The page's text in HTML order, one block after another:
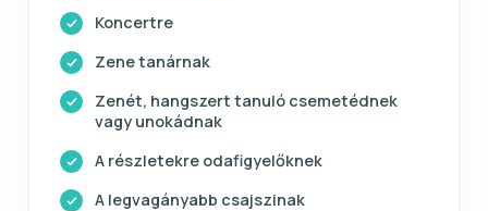
Koncertre
Zene tanárnak
Zenét, hangszert tanuló csemetédnek
vagy unokádnak
A részletekre odafigyelőknek
A legvagányabb csajszinak